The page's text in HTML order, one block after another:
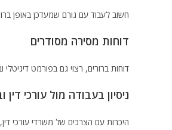
חשוב לעבוד עם גורם שמעדכן באופן
דוחות מסירה מסודרים
דוחות ברורים, רצוי גם בפורמט
ניסיון בעבודה מול עורכי
היכרות עם הצרכים של משרדי עורכי